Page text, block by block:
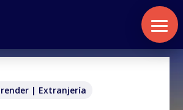
| Extranjería